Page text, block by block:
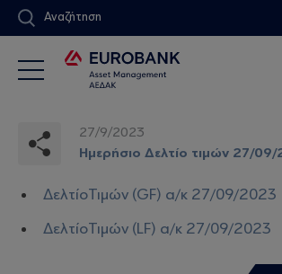
Αναζήτηση
27/9/2023
Ημερήσιο Δελτίο τιμών 27/
ΔελτίοΤιμών (GF) α/κ 27/09/2023
ΔελτίοΤιμών (LF) α/κ 27/09/2023